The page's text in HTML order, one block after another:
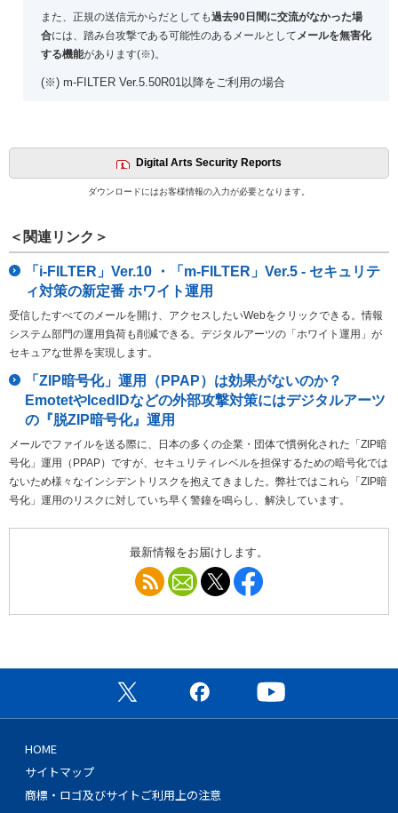
また、正規の送信元からだとしても過去90日間に交流がなかった場
合には、踏み台攻撃である可能性のあるメールとしてメールを無害化
する機能があります(※)。
(※) m-FILTER Ver.5.50R01以降をご利用の場合
Digital Arts Security Reports
ダウンロードにはお客様情報の入力が必要となります。
＜関連リンク＞
「i-FILTER」Ver.10 ・「m-FILTER」Ver.5 - セキュリテ
ィ対策の新定番 ホワイト運用
受信したすべてのメールを開け、アクセスしたいWebをクリックできる。情報
システム部門の運用負荷も削減できる。デジタルアーツの「ホワイト運用」が
セキュアな世界を実現します。
「ZIP暗号化」運用（PPAP）は効果がないのか？
EmotetやIcedIDなどの外部攻撃対策にはデジタルアーツ
の『脱ZIP暗号化』運用
メールでファイルを送る際に、日本の多くの企業・団体で慣例化された「ZIP暗
号化」運用（PPAP）ですが、セキュリティレベルを担保するための暗号化では
ないため様々なインシデントリスクを抱えてきました。弊社ではこれら「ZIP暗
号化」運用のリスクに対していち早く警鐘を鳴らし、解決しています。
最新情報をお届けします。
RSS
メールマガジン
Follow @DA_IDL
公式X（旧Twitter）ページ
公式Facebookページ
HOME
サイトマップ
商標・ロゴ及びサイトご利用上の注意